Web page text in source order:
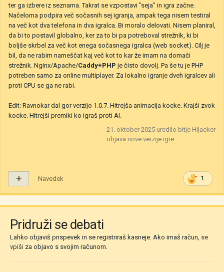
ter ga izbere iz seznama. Takrat se vzpostavi "seja" in igra začne.
Načeloma podpira več sočasnih sej igranja, ampak tega nisem testiral
na več kot dva telefona in dva igralca. Bi moralo delovati. Nisem planiral,
da bi to postavil globalno, ker za to bi pa potreboval strežnik, ki bi
boljše skrbel za več kot enega sočasnega igralca (web socket). Cilj je
bil, da ne rabim nameščat kaj več kot to kar že imam na domači
strežnik. Nginx/Apache/Caddy+PHP je čisto dovolj. Pa še tu je PHP
potreben samo za online multiplayer. Za lokalno igranje dveh igralcev ali
proti CPU se ga ne rabi.
Edit: Ravnokar dal gor verzijo 1.0.7. Hitrejša animacija kocke. Krajši zvok
kocke. Hitrejši premiki ko igraš proti AI.
21. oktober 2025 uredilo bitje Hijacker
objava nove verzije igre
1
Navedek
Pridruži se debati
Lahko objaviš prispevek in se registriraš kasneje. Ako imaš račun, se
vpiši za objavo s svojim računom.